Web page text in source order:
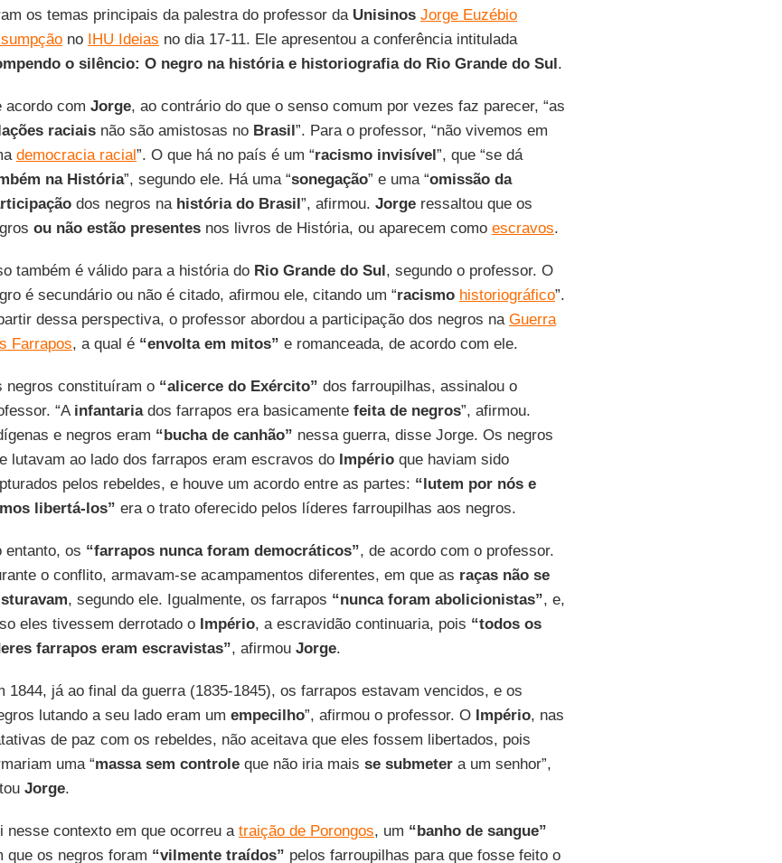
os temas principais da palestra do professor da Unisinos Jorge Euzébio
no IHU Ideias no dia 17-11. Ele apresentou a conferência intitulada
o silêncio: O negro na história e historiografia do Rio Grande do Sul.
acordo com Jorge, ao contrário do que o senso comum por vezes faz parecer, “as
raciaisnão são amistosas no Brasil”. Para o professor, “não vivemos em
democracia racial”. O que há no país é um “racismo invisível”, que “se dá
na História”, segundo ele. Há uma “sonegação” e uma “omissão da
dos negros nahistória do Brasil”, afirmou. Jorgeressaltou que os
ou não estão presentesnos livros de História, ou aparecem como escravos.
também é válido para a história do Rio Grande do Sul, segundo o professor. O
é secundário ou não é citado, afirmou ele, citando um “racismo historiográfico”.
dessa perspectiva, o professor abordou a participação dos negros na Guerra
Farrapos, a qual é “envolta em mitos” e romanceada, de acordo com ele.
negros constituíram o “alicerce do Exército” dos farroupilhas, assinalou o
“A infantariados farrapos era basicamentefeita de negros”, afirmou.
e negros eram “bucha de canhão” nessa guerra, disse Jorge. Os negros
lutavam ao lado dos farrapos eram escravos do Impérioque haviam sido
pelos rebeldes, e houve um acordo entre as partes: “lutem por nós e
libertá-los” era o trato oferecido pelos líderes farroupilhas aos negros.
entanto, os “farrapos nunca foram democráticos”, de acordo com o professor.
o conflito, armavam-se acampamentos diferentes, em que as raças não se
, segundo ele. Igualmente, os farrapos “nunca foram abolicionistas”, e,
eles tivessem derrotado o Império, a escravidão continuaria, pois “todos os
farrapos eram escravistas”, afirmou Jorge.
1844, já ao final da guerra (1835-1845), os farrapos estavam vencidos, e os
lutando a seu lado eram um empecilho”, afirmou o professor. O Império, nas
de paz com os rebeldes, não aceitava que eles fossem libertados, pois
uma “massa sem controleque não iria mais se submetera um senhor”,
Jorge.
nesse contexto em que ocorreu a traição de Porongos, um “banho de sangue”
que os negros foram “vilmente traídos” pelos farroupilhas para que fosse feito o